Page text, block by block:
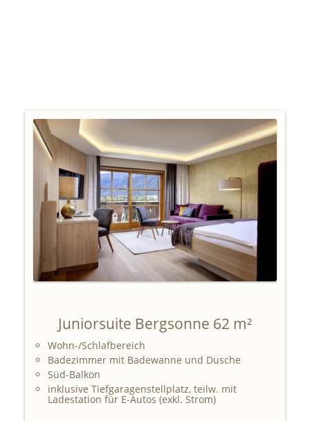
Juniorsuite Bergsonne 62 m²
Wohn-/Schlafbereich
Badezimmer mit Badewanne und Dusche
Süd-Balkon
inklusive Tiefgaragenstellplatz, teilw. mit
Ladestation für E-Autos (exkl. Strom)